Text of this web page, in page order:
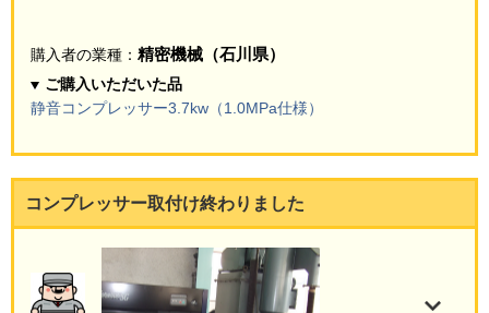
購入者の業種： 精密機械（石川県）
ご購入いただいた品
静音コンプレッサー3.7kw（1.0MPa仕様）
コンプレッサー取付け終わりました